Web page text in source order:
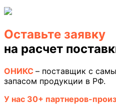
Оставьте заявку
на расчет
ОНИКС – поставщик с
запасом продукции в РФ.
У нас 30+ партнеров-